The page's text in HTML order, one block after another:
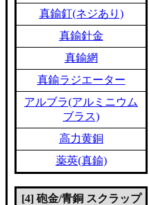
真鍮釘(ネジあり)
真鍮針金
真鍮網
真鍮ラジエーター
アルブラ(アルミニウム
ブラス)
高力黄銅
薬莢(真鍮)
[4] 砲金/青銅 スクラップ